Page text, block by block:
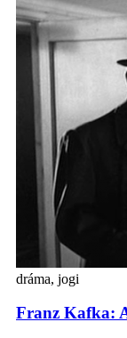
dráma, jogi
Franz Kafka: